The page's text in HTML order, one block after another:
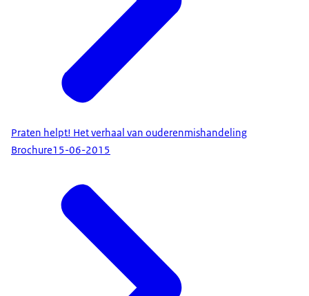
Praten helpt! Het verhaal van ouderenmishandeling
Brochure15-06-2015